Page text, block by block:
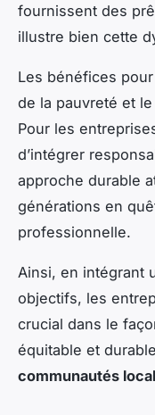
fournissent des
illustre bien cette
Les bénéfices
de la pauvreté et
Pour les
d’intégrer
approche durable
générations en
professionnelle.
Ainsi, en intégrant
objectifs, les
crucial dans le
équitable et
communautés